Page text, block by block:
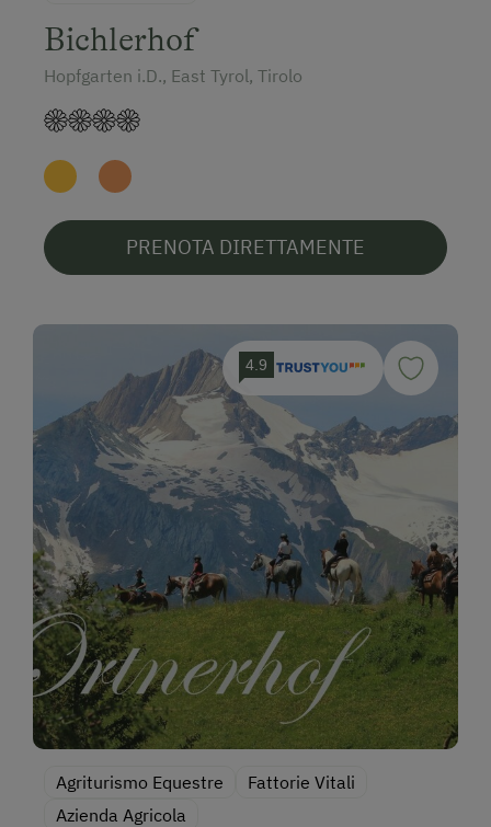
Bichlerhof
Hopfgarten i.D., East Tyrol, Tirolo
PRENOTA DIRETTAMENTE
4.9
Agriturismo Equestre
Fattorie Vitali
Azienda Agricola